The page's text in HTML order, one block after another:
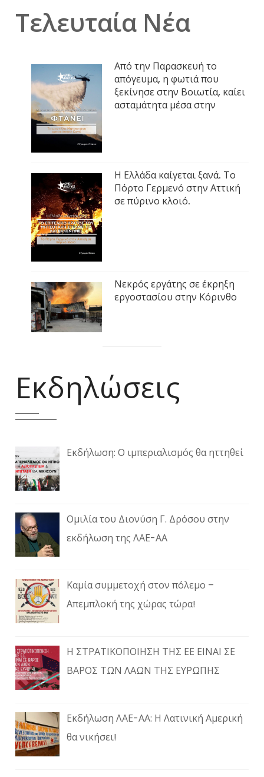
Τελευταία Νέα
Από την Παρασκευή το
απόγευμα, η φωτιά που
ξεκίνησε στην Βοιωτία, καίει
ασταμάτητα μέσα στην
Η Ελλάδα καίγεται ξανά. Το
Πόρτο Γερμενό στην Αττική
σε πύρινο κλοιό.
Νεκρός εργάτης σε έκρηξη
εργοστασίου στην Κόρινθο
Εκδηλώσεις
Εκδήλωση: Ο ιμπεριαλισμός θα ηττηθεί
Ομιλία του Διονύση Γ. Δρόσου στην
εκδήλωση της ΛΑΕ-ΑΑ
Καμία συμμετοχή στον πόλεμο –
Απεμπλοκή της χώρας τώρα!
Η ΣΤΡΑΤΙΚΟΠΟΙΗΣΗ ΤΗΣ ΕΕ ΕΙΝΑΙ ΣΕ
ΒΑΡΟΣ ΤΩΝ ΛΑΩΝ ΤΗΣ ΕΥΡΩΠΗΣ
Εκδήλωση ΛΑΕ-ΑΑ: Η Λατινική Αμερική
θα νικήσει!